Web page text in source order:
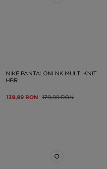
NIKE PANTALONI NK MULTI KNIT
HBR
139,99 RON 179,99 RON